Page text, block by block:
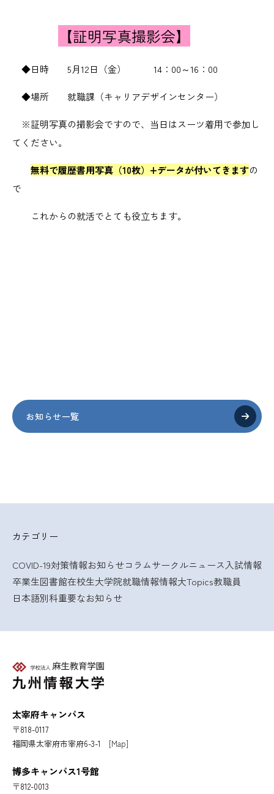
【証明写真撮影会】
◆日時 5月12日（金） 14：00～16：00
◆場所 就職課（キャリアデザインセンター）
※証明写真の撮影会ですので、当日はスーツ着用で参加し
てください。
無料で履歴書用写真（10枚）+データが付いてきますの
で
これからの就活でとても役立ちます。
お知らせ一覧
カテゴリー
COVID-19対策情報お知らせコラムサークルニュース入試情報
卒業生図書館在校生大学院就職情報情報大Topics教職員
日本語別科重要なお知らせ
太宰府キャンパス
〒818-0117
福岡県太宰府市宰府6-3-1 [Map]
博多キャンパス1号館
〒812-0013